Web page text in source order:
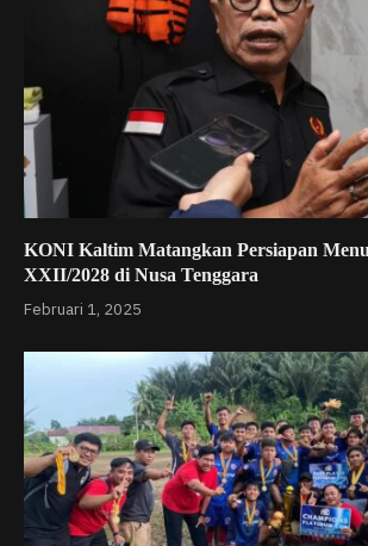
KONI Kaltim Matangkan Persiapan
XXII/2028 di Nusa Tenggara
Februari 1, 2025